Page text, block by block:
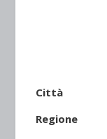
Città
Regione